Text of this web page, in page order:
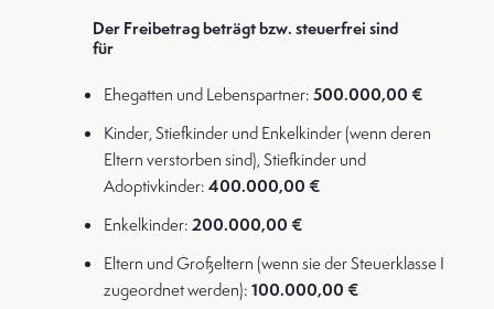
Der Freibetrag beträgt bzw. steuerfrei sind
für
Ehegatten und Lebenspartner: 500.000,00 €
Kinder, Stiefkinder und Enkelkinder (wenn deren
Eltern verstorben sind), Stiefkinder und
Adoptivkinder: 400.000,00 €
Enkelkinder: 200.000,00 €
Eltern und Großeltern (wenn sie der Steuerklasse I
zugeordnet werden): 100.000,00 €